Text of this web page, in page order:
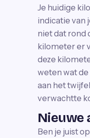
Je huidige
indicatie van
niet dat rond
kilometer er
deze
weten wat
aan het
verwachtte
Nieuwe
Ben je juist